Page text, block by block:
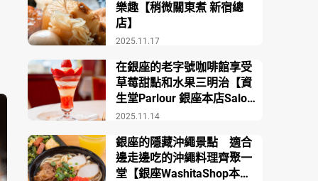
2025.11.17
樂趣【稍微關東煮 新宿總
店】
2025.11.14
在銀座的老字號咖啡館享受
草莓甜點和水果三明治【資
生堂Parlour 銀座本店Salon
de Café】
銀座的隱藏沖繩景點 適合
邊走邊吃的沖繩料理齊聚一
堂【銀座WashitaShop本